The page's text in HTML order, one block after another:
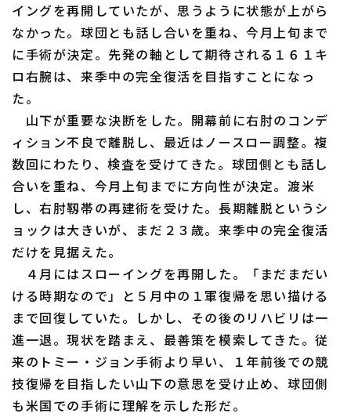
順位表･成績
1軍公式戦
ファーム東地区
ファーム中地区
ファーム西地区
交流戦
選手名鑑
北海道日本ハムファイターズ
東北楽天ゴールデンイーグルス
埼玉西武ライオンズ
千葉ロッテマリーンズ
オリックス・バファローズ
福岡ソフトバンクホークス
設定
イングを再開していたが、思うように状態が上がら
なかった。球団とも話し合いを重ね、今月上旬まで
に手術が決定。先発の軸として期待される１６１キ
ロ右腕は、来季中の完全復活を目指すことになっ
た。
山下が重要な決断をした。開幕前に右肘のコンデ
ィション不良で離脱し、最近はノースロー調整。複
数回にわたり、検査を受けてきた。球団側とも話し
合いを重ね、今月上旬までに方向性が決定。渡米
し、右肘靱帯の再建術を受けた。長期離脱というシ
ョックは大きいが、まだ２３歳。来季中の完全復活
だけを見据えた。
４月にはスローイングを再開した。「まだまだい
ける時期なので」と５月中の１軍復帰を思い描ける
まで回復していた。しかし、その後のリハビリは一
進一退。現状を踏まえ、最善策を模索してきた。従
来のトミー・ジョン手術より早い、１年前後での競
技復帰を目指したい山下の意思を受け止め、球団側
も米国での手術に理解を示した形だ。